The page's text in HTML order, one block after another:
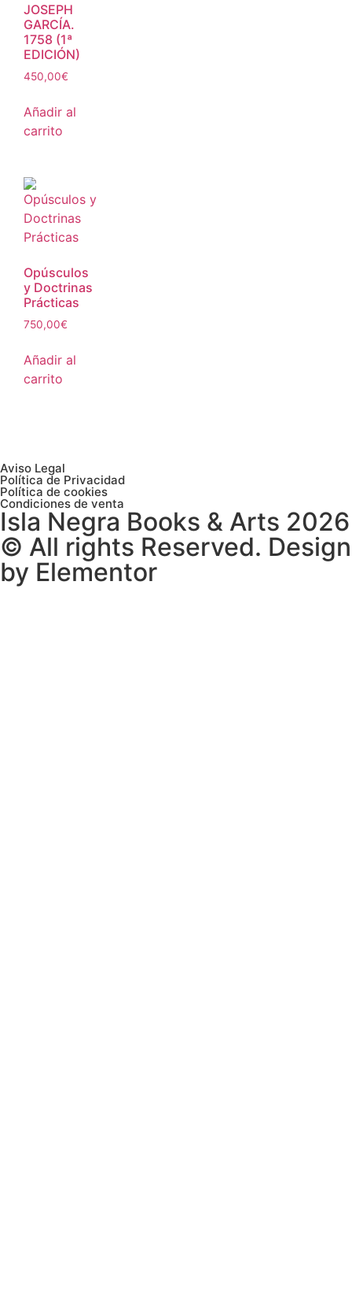
JOSEPH
GARCÍA.
1758 (1ª
EDICIÓN)
450,00€
Añadir al
carrito
Opúsculos
y Doctrinas
Prácticas
750,00€
Añadir al
carrito
Aviso Legal
Política de Privacidad
Política de cookies
Condiciones de venta
Isla Negra Books & Arts 2026
© All rights Reserved. Design
by Elementor